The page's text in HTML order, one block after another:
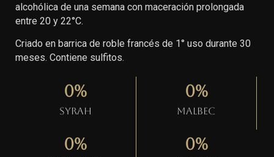
alcohólica de una semana con maceración prolongada
entre 20 y 22°C.
Criado en barrica de roble francés de 1° uso durante 30
meses. Contiene sulfitos.
Syrah
0%
Malbec
0%
0% 0%